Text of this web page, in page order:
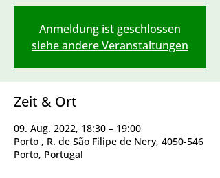
Anmeldung ist geschlossen
siehe andere Veranstaltungen
Zeit & Ort
09. Aug. 2022, 18:30 – 19:00
Porto , R. de São Filipe de Nery, 4050-546
Porto, Portugal